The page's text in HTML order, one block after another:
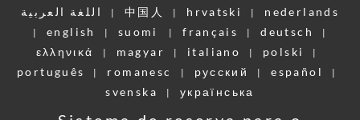
اللغة العربية | 中国人 | hrvatski | nederlands
| english | suomi | français | deutsch |
ελληνικά | magyar | italiano | polski |
português | romanesc | pусский | español |
svenska | українська